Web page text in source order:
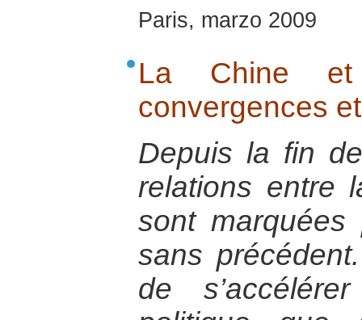
Paris, marzo 2009
La Chine
convergences
Depuis la fin
relations entre
sont marquées
sans
de